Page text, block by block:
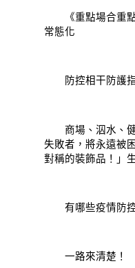
《重點場合重點
常態化
防控相干防護指
商場、泅水、健
失敗者，將永遠被
對稱的裝飾品！」
有哪些疫情防控
一路來清楚！